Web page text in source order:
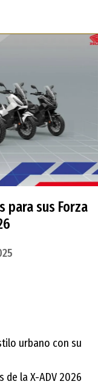
para sus Forza
urbano con su
de la X-ADV 2026